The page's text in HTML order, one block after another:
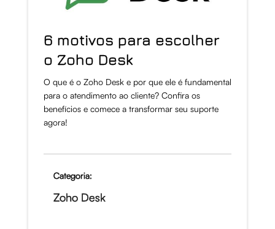
6 motivos para escolher
o Zoho Desk
O que é o Zoho Desk e por que ele é fundamental
para o atendimento ao cliente? Confira os
benefícios e comece a transformar seu suporte
agora!
Categoria:
Zoho Desk